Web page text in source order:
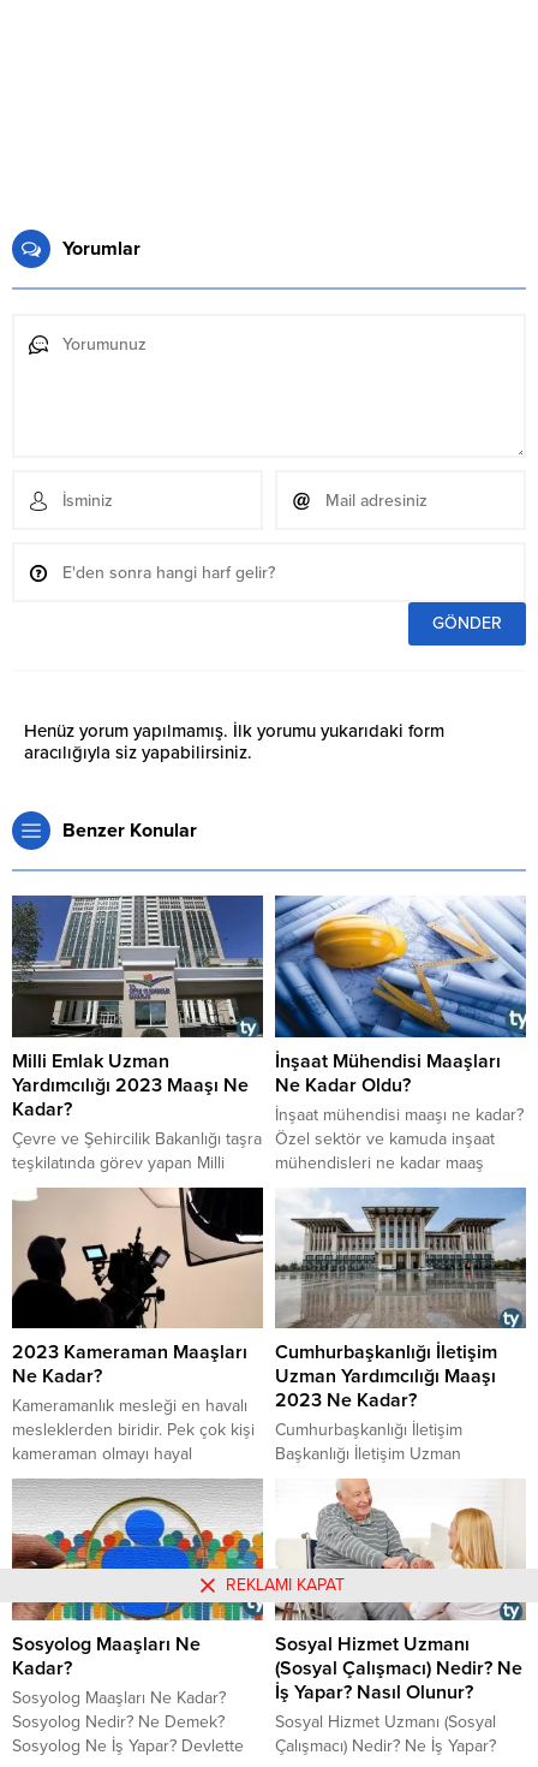
Yorumlar
Henüz yorum yapılmamış. İlk yorumu yukarıdaki form
aracılığıyla siz yapabilirsiniz.
Benzer Konular
Milli Emlak Uzman
Yardımcılığı 2023 Maaşı Ne
Kadar?
Çevre ve Şehircilik Bakanlığı taşra
teşkilatında görev yapan Milli
Emlak Uzman Yardımcıları ve Milli
Emlak Uzmanlarının 2023 yılı
maaşı ne kadar? Detaylar
haberimizde.
İnşaat Mühendisi Maaşları
Ne Kadar Oldu?
İnşaat mühendisi maaşı ne kadar?
Özel sektör ve kamuda inşaat
mühendisleri ne kadar maaş
almaktadırlar?
2023 Kameraman Maaşları
Ne Kadar?
Kameramanlık mesleği en havalı
mesleklerden biridir. Pek çok kişi
kameraman olmayı hayal
etmektedir. Ancak kameramanlık
oldukça zorlu bir meslektir.
Çalışma şartları da bir hayli
zordur. Peki kameraman maaşları
ne kadar? Özel sektör
kameraman maaşı ne kadar?
Kamuda kameraman maaşı ne
kadar?
Cumhurbaşkanlığı İletişim
Uzman Yardımcılığı Maaşı
2023 Ne Kadar?
Cumhurbaşkanlığı İletişim
Başkanlığı İletişim Uzman
Yardımcılığı 2023 yılı maaş tutarı
ne kadar? İletişim Uzman
Yardımcılığı sınavı nasıl oluyor?
Mesleğe dair bilgiler ve dahası
yazımızda.
Sosyolog Maaşları Ne
Kadar?
Sosyolog Maaşları Ne Kadar?
Sosyolog Nedir? Ne Demek?
Sosyolog Ne İş Yapar? Devlette
Sosyal Hizmet Uzmanı
(Sosyal Çalışmacı) Nedir? Ne
İş Yapar? Nasıl Olunur?
Sosyal Hizmet Uzmanı (Sosyal
Çalışmacı) Nedir? Ne İş Yapar?
REKLAMI KAPAT